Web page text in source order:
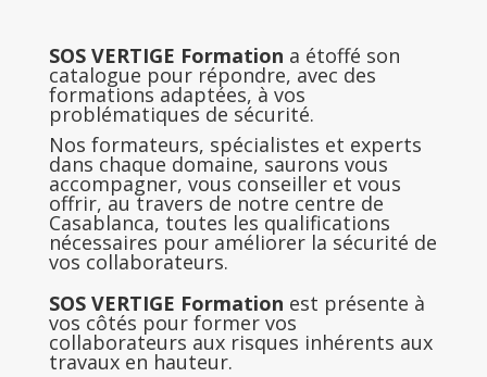
SOS VERTIGE Formation a étoffé son
catalogue pour répondre, avec des
formations adaptées, à vos
problématiques de sécurité.
Nos formateurs, spécialistes et experts
dans chaque domaine, saurons vous
accompagner, vous conseiller et vous
offrir, au travers de notre centre de
Casablanca, toutes les qualifications
nécessaires pour améliorer la sécurité de
vos collaborateurs.
SOS VERTIGE Formation est présente à
vos côtés pour former vos
collaborateurs aux risques inhérents aux
travaux en hauteur.